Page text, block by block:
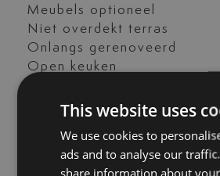
Meubels optioneel
Niet overdekt terras
Onlangs gerenoveerd
Open keuken
Panoramisch uitzicht
Privé terras
Uitstekende staat
This website uses
We use cookies to
ads and to analyse our
share information about